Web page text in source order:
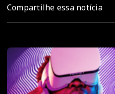
Compartilhe essa notícia